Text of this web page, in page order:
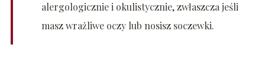
alergologicznie i okulistycznie, zwłaszcza jeśli
masz wrażliwe oczy lub nosisz soczewki.